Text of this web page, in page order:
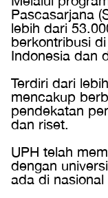
Pascasarjana
lebih dari
berkontribusi
Indonesia dan
Terdiri dari
mencakup
pendekatan
dan riset.
UPH telah
dengan
ada di